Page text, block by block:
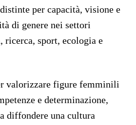
per capacità, visione e
di genere nei settori
ricerca, sport, ecologia e
valorizzare figure femminili
e determinazione,
diffondere una cultura